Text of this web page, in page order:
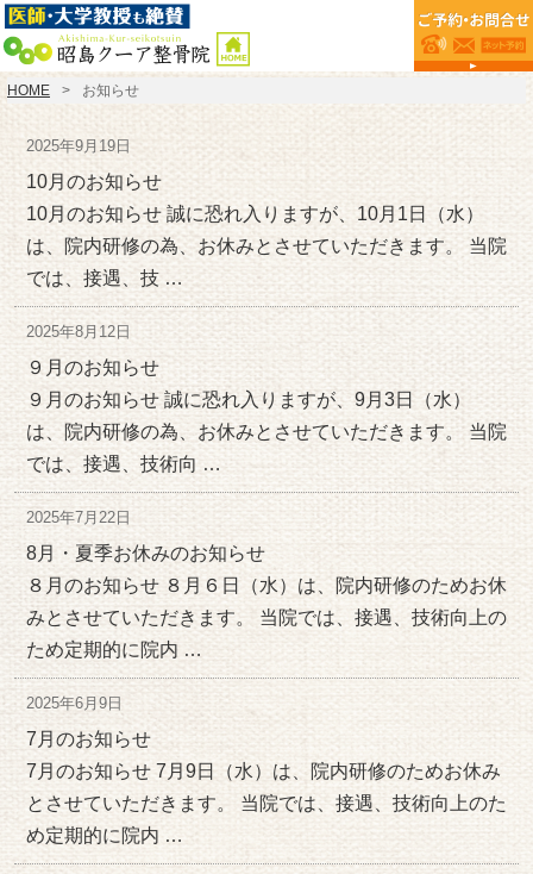
HOME お知らせ
2025年9月19日
10月のお知らせ
10月のお知らせ 誠に恐れ入りますが、10月1日（水）
は、院内研修の為、お休みとさせていただきます。 当院
では、接遇、技 …
2025年8月12日
９月のお知らせ
９月のお知らせ 誠に恐れ入りますが、9月3日（水）
は、院内研修の為、お休みとさせていただきます。 当院
では、接遇、技術向 …
2025年7月22日
8月・夏季お休みのお知らせ
８月のお知らせ ８月６日（水）は、院内研修のためお休
みとさせていただきます。 当院では、接遇、技術向上の
ため定期的に院内 …
2025年6月9日
7月のお知らせ
7月のお知らせ 7月9日（水）は、院内研修のためお休み
とさせていただきます。 当院では、接遇、技術向上のた
め定期的に院内 …